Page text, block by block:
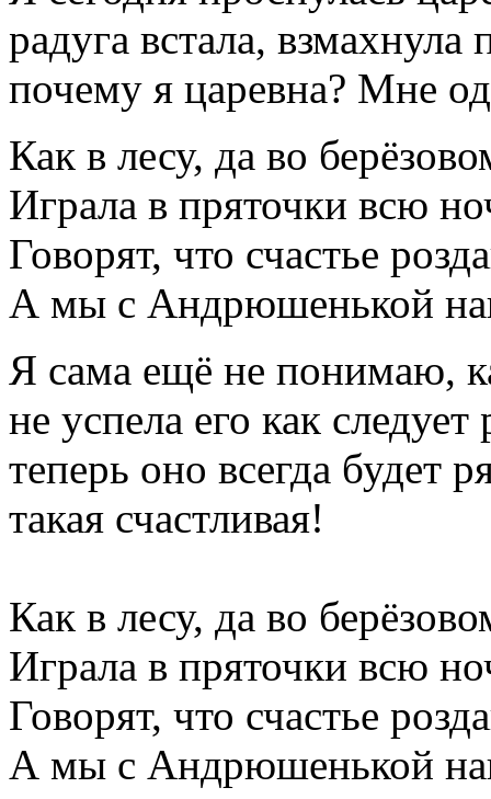
радуга встала,
почему я царевна? Мне
Как в лесу, да во
Играла в пряточки всю
Говорят, что счастье
А мы с Андрюшенькой
Я сама ещё не понимаю,
не успела его как
теперь оно всегда будет
такая счастливая!
Как в лесу, да во
Играла в пряточки всю
Говорят, что счастье
А мы с Андрюшенькой